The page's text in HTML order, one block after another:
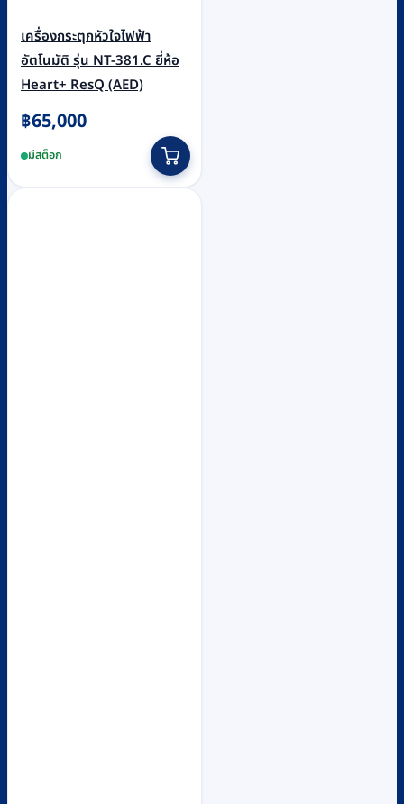
เครื่องกระตุกหัวใจไฟฟ้า
อัตโนมัติ รุ่น NT-381.C ยี่ห้อ
Heart+ ResQ (AED)
฿65,000
มีสต็อก